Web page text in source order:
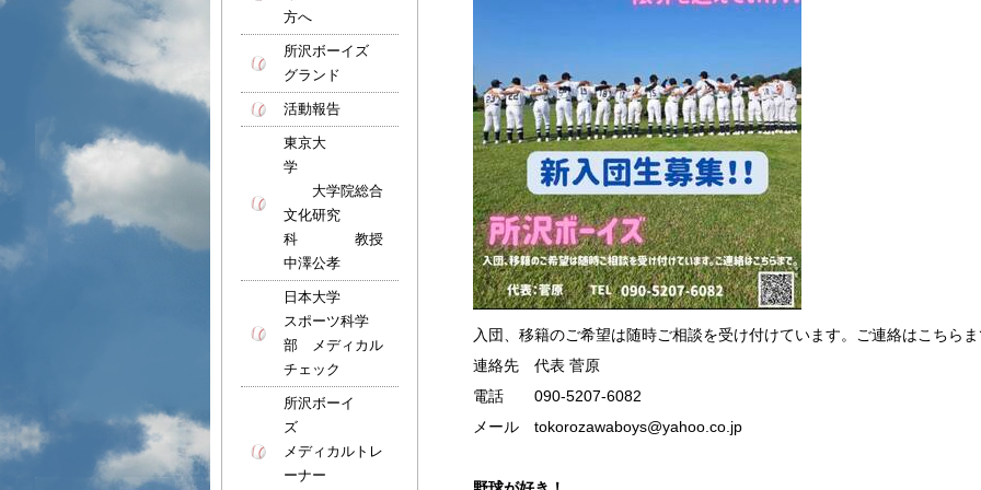
入団、移籍のご希望は随時ご相談を受け付けています。ご連絡はこちら
連絡先 代表 菅原
電話 090-5207-6082
メール tokorozawaboys@yahoo.co.jp
方へ
所沢ボーイズ
グランド
活動報告
東京大
学
大学院総合
文化研究
科 教授
中澤公孝
日本大学
スポーツ科学
部 メディカル
チェック
所沢ボーイ
ズ
メディカルトレ
ーナー